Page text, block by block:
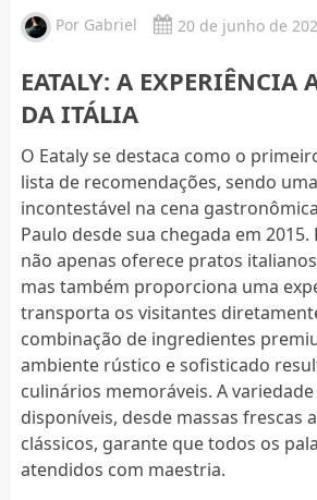
Por Gabriel 20 de junho de
EATALY: A EXPERIÊNCIA
DA ITÁLIA
O Eataly se destaca como o
lista de recomendações, sendo
incontestável na cena
Paulo desde sua chegada em
não apenas oferece pratos
mas também proporciona uma
transporta os visitantes
combinação de ingredientes
ambiente rústico e sofisticado
culinários memoráveis. A
disponíveis, desde massas frescas
clássicos, garante que todos os
atendidos com maestria.